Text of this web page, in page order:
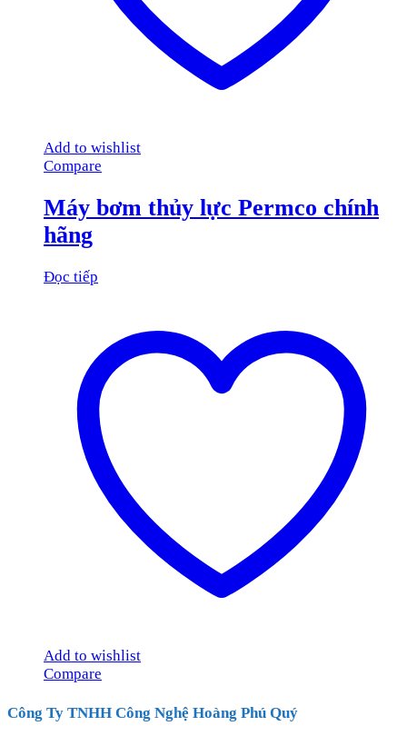
Add to wishlist
Compare
Máy bơm thủy lực Permco chính
hãng
Đọc tiếp
Add to wishlist
Compare
Công Ty TNHH Công Nghệ Hoàng Phú Quý